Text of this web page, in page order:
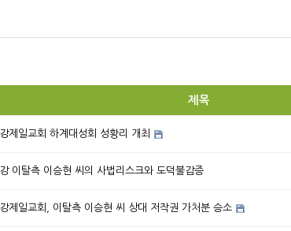
제목
제일교회 하계대성회 성황리 개최
이탈측 이승현 씨의 사법리스크와 도덕불감증
제일교회, 이탈측 이승현 씨 상대 저작권 가처분 승소